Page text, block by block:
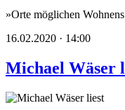
»Orte möglichen
16.02.2020 · 14:00
Michael Wäser